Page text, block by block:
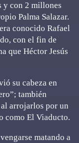
y con 2 millones
Palma Salazar.
conocido Rafael
con el fin de
que Héctor Jesús
su cabeza en
también
arrojarlos por un
como El Viaducto.
matando a